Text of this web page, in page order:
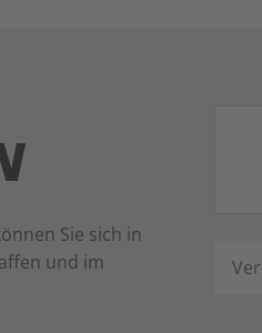
Sie sich in
und im